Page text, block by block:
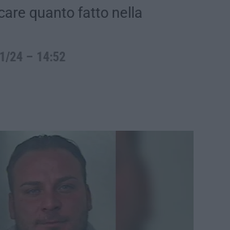
quanto fatto nella
24 – 14:52